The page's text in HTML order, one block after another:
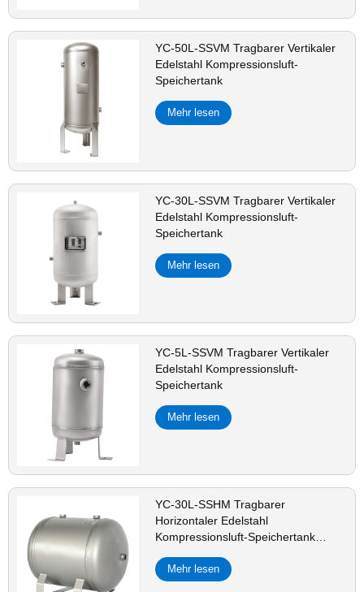
YC-50L-SSVM Tragbarer Vertikaler
Edelstahl Kompressionsluft-
Speichertank
Mehr lesen
YC-30L-SSVM Tragbarer Vertikaler
Edelstahl Kompressionsluft-
Speichertank
Mehr lesen
YC-5L-SSVM Tragbarer Vertikaler
Edelstahl Kompressionsluft-
Speichertank
Mehr lesen
YC-30L-SSHM Tragbarer
Horizontaler Edelstahl
Kompressionsluft-Speichertank
Mehr lesen